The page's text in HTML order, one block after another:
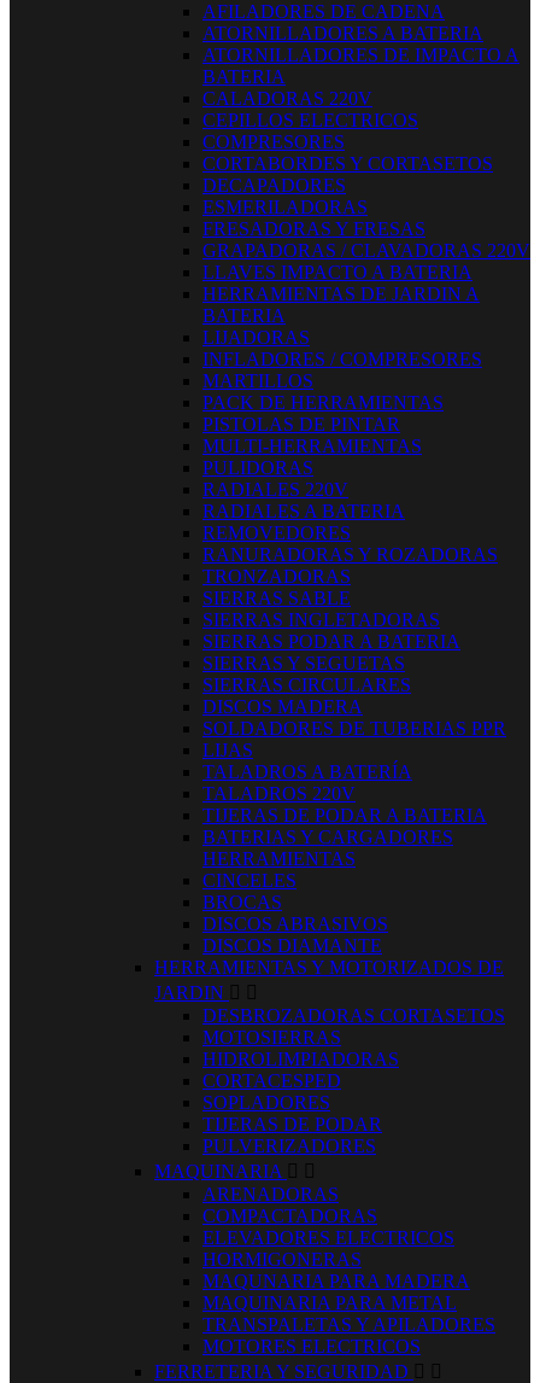
AFILADORES DE CADENA
ATORNILLADORES A BATERIA
ATORNILLADORES DE IMPACTO A
BATERIA
CALADORAS 220V
CEPILLOS ELECTRICOS
COMPRESORES
CORTABORDES Y CORTASETOS
DECAPADORES
ESMERILADORAS
FRESADORAS Y FRESAS
GRAPADORAS / CLAVADORAS 220V
LLAVES IMPACTO A BATERIA
HERRAMIENTAS DE JARDIN A
BATERIA
LIJADORAS
INFLADORES / COMPRESORES
MARTILLOS
PACK DE HERRAMIENTAS
PISTOLAS DE PINTAR
MULTI-HERRAMIENTAS
PULIDORAS
RADIALES 220V
RADIALES A BATERIA
REMOVEDORES
RANURADORAS Y ROZADORAS
TRONZADORAS
SIERRAS SABLE
SIERRAS INGLETADORAS
SIERRAS PODAR A BATERIA
SIERRAS Y SEGUETAS
SIERRAS CIRCULARES
DISCOS MADERA
SOLDADORES DE TUBERIAS PPR
LIJAS
TALADROS A BATERÍA
TALADROS 220V
TIJERAS DE PODAR A BATERIA
BATERIAS Y CARGADORES
HERRAMIENTAS
CINCELES
BROCAS
DISCOS ABRASIVOS
DISCOS DIAMANTE
HERRAMIENTAS Y MOTORIZADOS DE
JARDIN  
DESBROZADORAS CORTASETOS
MOTOSIERRAS
HIDROLIMPIADORAS
CORTACESPED
SOPLADORES
TIJERAS DE PODAR
PULVERIZADORES
MAQUINARIA  
ARENADORAS
COMPACTADORAS
ELEVADORES ELECTRICOS
HORMIGONERAS
MAQUNARIA PARA MADERA
MAQUINARIA PARA METAL
TRANSPALETAS Y APILADORES
MOTORES ELECTRICOS
FERRETERIA Y SEGURIDAD  